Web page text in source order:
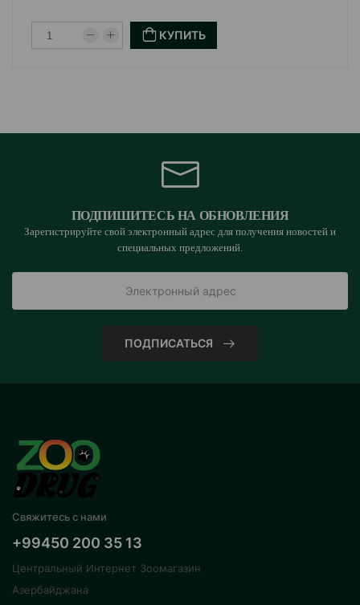
КУПИТЬ
ПОДПИШИТЕСЬ НА ОБНОВЛЕНИЯ
Зарегистрируйте свой электронный адрес для получения новостей и
специальных предложений.
ПОДПИСАТЬСЯ
Свяжитесь с нами
+99450 200 35 13
Центральный Интернет Зоомагазин
Азербайджана